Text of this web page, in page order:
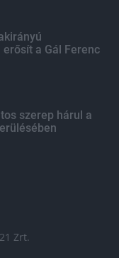
a Gál Ferenc
szerep hárul a
Zrt.